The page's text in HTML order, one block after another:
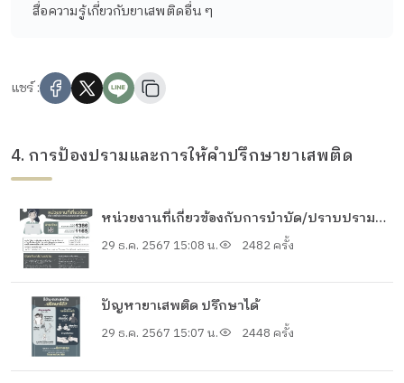
สื่อความรู้เกี่ยวกับยาเสพติดอื่น ๆ
แชร์ :
4. การป้องปรามและการให้คำปรึกษายาเสพติด
หน่วยงานที่เกี่ยวข้องกับการบำบัด/ปราบปรามยา
เสพติด
29 ธ.ค. 2567 15:08 น. 2482 ครั้ง
ปัญหายาเสพติด ปรึกษาได้
29 ธ.ค. 2567 15:07 น. 2448 ครั้ง